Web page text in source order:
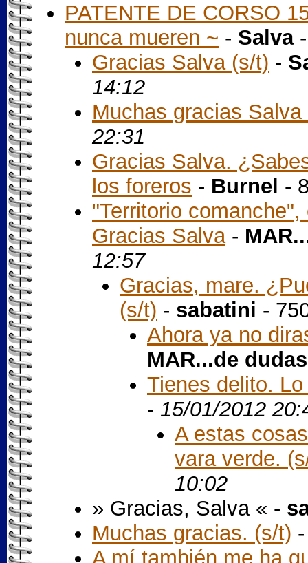
PATENTE DE CORSO
nunca mueren ~ - Salva-
Gracias Salva (s/t) -
14:12
Muchas gracias Salva
22:31
Gracias Salva.
los foreros - Burnel -
"Territorio
Gracias Salva-
12:57
Gracias, mare.
(s/t) - sabatini -
Ahora ya no
MAR...de dudas
Tienes delito.
- 15/01/2012
A estas
vara verde.
10:02
» Gracias, Salva « -
Muchas gracias. (s/t)
A mí también me ha